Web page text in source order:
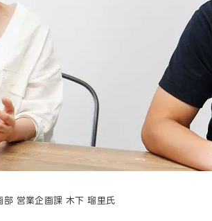
営業企画課 木下 瑠里氏